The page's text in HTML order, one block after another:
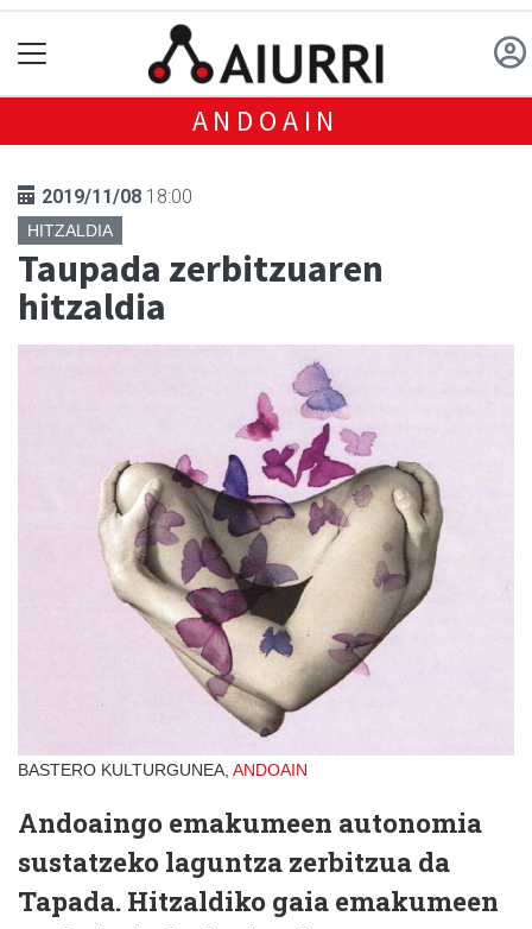
ANDOAIN
2019/11/08 18:00
HITZALDIA
Taupada zerbitzuaren
hitzaldia
BASTERO KULTURGUNEA, ANDOAIN
Andoaingo emakumeen autonomia
sustatzeko laguntza zerbitzua da
Tapada. Hitzaldiko gaia emakumeen